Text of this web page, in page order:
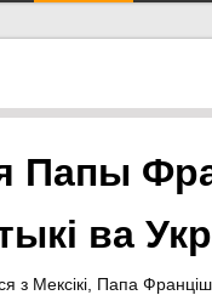
Папы
ва
з Мексікі, Папа